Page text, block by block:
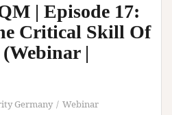
| Episode 17:
Critical Skill Of
|
Germany Webinar